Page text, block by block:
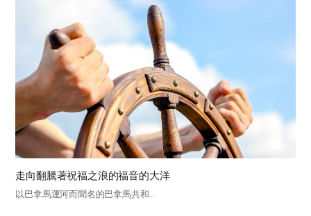
走向翻騰著祝福之浪的福音的大洋
以巴拿馬運河而聞名的巴拿馬共和...